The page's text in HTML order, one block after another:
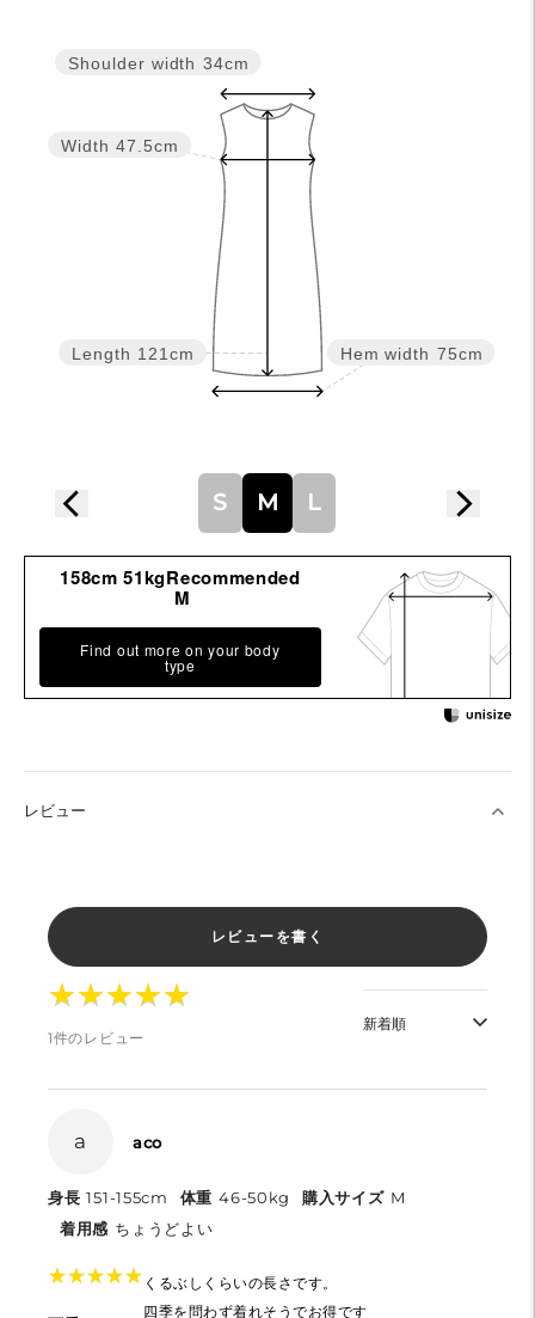
Hem width 75cm
Length 121cm
Width 47.5cm
Shoulder width 34cm
S M L
158cm 51kgRecommended
M
Find out more on your body
type
レビュー
レビューを書く
★★★★★
★★★★★
1件のレビュー
a aco
身長 151-155cm 体重 46-50kg 購入サイズ M
着用感 ちょうどよい
★★★★★
★★★★★ くるぶしくらいの長さです。
四季を問わず着れそうでお得です